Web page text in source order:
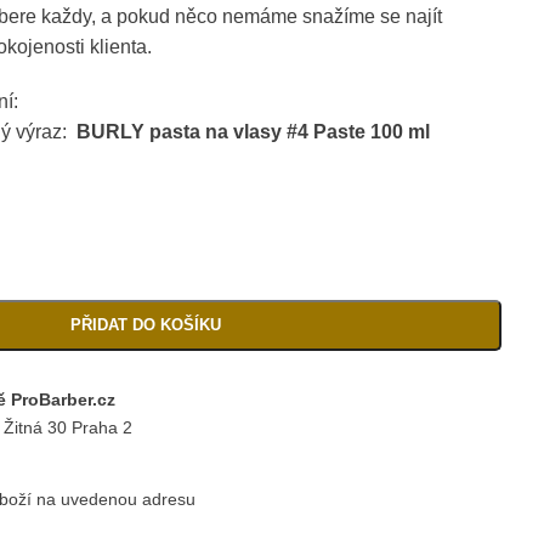
každy, a pokud něco nemáme snažíme se najít
klienta.
výraz:
BURLY pasta na vlasy #4 Paste 100 ml
PŘIDAT DO KOŠÍKU
ProBarber.cz
30 Praha 2
na uvedenou adresu